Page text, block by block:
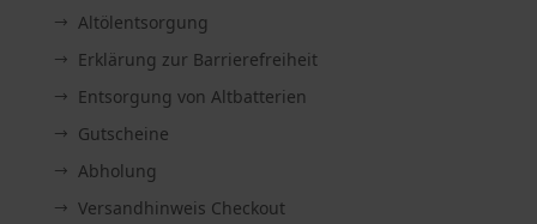
Altölentsorgung
Erklärung zur Barrierefreiheit
Entsorgung von Altbatterien
Gutscheine
Abholung
Versandhinweis Checkout